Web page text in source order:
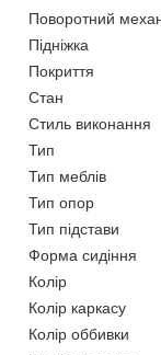
Поворотний
Підніжка
Покриття
Стан
Стиль виконання
Тип
Тип меблів
Тип опор
Тип підстави
Форма сидіння
Колір
Колір каркасу
Колір оббивки